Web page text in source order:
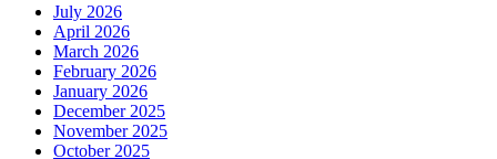
July 2026
April 2026
March 2026
February 2026
January 2026
December 2025
November 2025
October 2025